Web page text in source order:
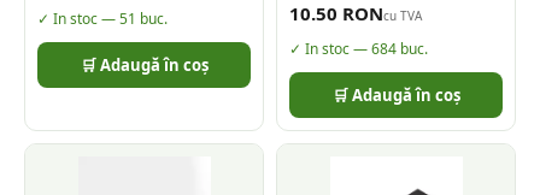
✓ In stoc —51 buc.
🛒 Adaugă în coș
10.50 RONcu TVA
✓ In stoc —684 buc.
🛒 Adaugă în coș